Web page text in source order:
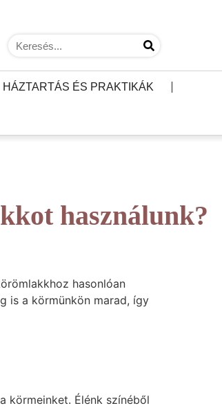
HÁZTARTÁS ÉS PRAKTIKÁK
használunk?
hasonlóan
is a körmünkön marad, így
körmeinket. Élénk színéből